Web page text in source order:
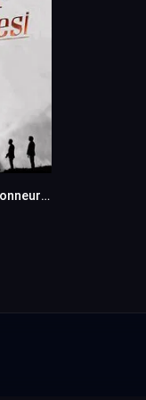
8.9Une question d’honneur – Seref Meselesi en VF (Voix Francaise)